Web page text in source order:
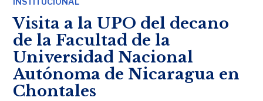
Visita a la UPO del decano
de la Facultad de la
Universidad Nacional
Autónoma de Nicaragua en
Chontales